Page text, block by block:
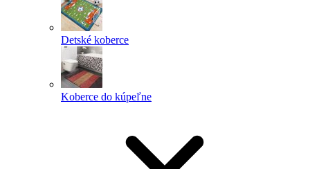
Detské koberce
Koberce do kúpeľne